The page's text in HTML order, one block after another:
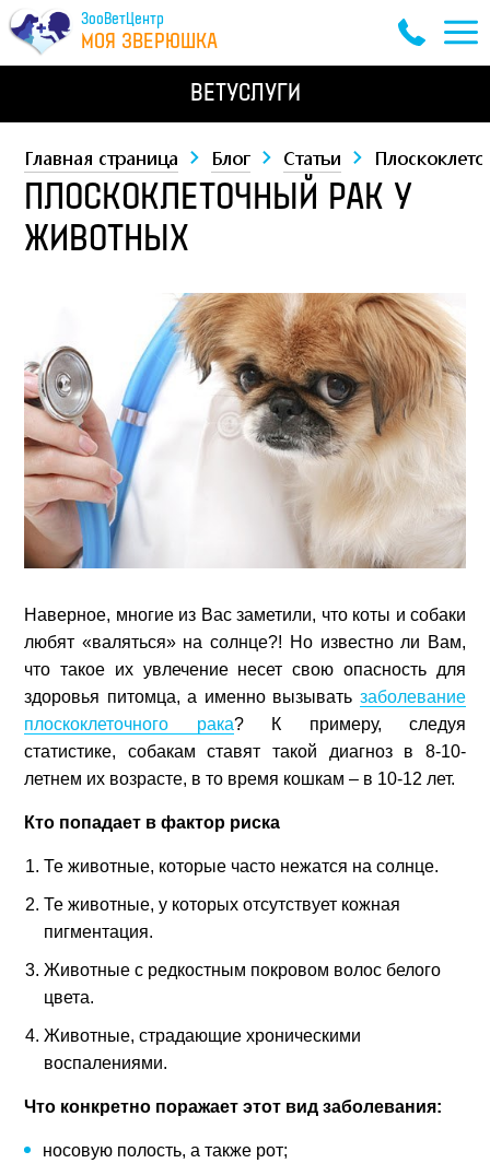
ЗооВетЦентр
МОЯ ЗВЕРЮШКА
ВЕТУСЛУГИ
Главная страница Блог Статьи
ПЛОСКОКЛЕТОЧНЫЙ РАК У
ЖИВОТНЫХ
Наверное, многие из Вас заметили, что коты и собаки
любят «валяться» на солнце?! Но известно ли Вам,
что такое их увлечение несет свою опасность для
здоровья питомца, а именно вызывать заболевание
плоскоклеточного рака? К примеру, следуя
статистике, собакам ставят такой диагноз в 8-10-
летнем их возрасте, в то время кошкам – в 10-12 лет.
Кто попадает в фактор риска
Те животные, которые часто нежатся на солнце.
Те животные, у которых отсутствует кожная
пигментация.
Животные с редкостным покровом волос белого
цвета.
Животные, страдающие хроническими
воспалениями.
Что конкретно поражает этот вид заболевания:
носовую полость, а также рот;